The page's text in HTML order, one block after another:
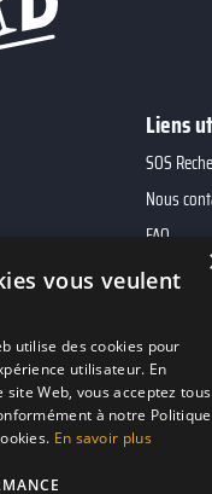
Liens
SOS
Nous
FAQ
vous veulent
utilise des cookies pour
utilisateur. En
site Web, vous acceptez tous
à notre Politique
En savoir plus